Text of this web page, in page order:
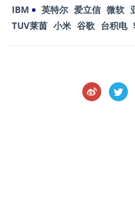
IBM
英特尔 爱立信 微软
TUV莱茵 小米 谷歌 台积电